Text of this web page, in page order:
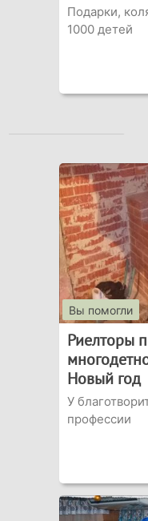
Подарки,
1000 детей
Вы помогли
Риелторы
Новый год
У
профессии